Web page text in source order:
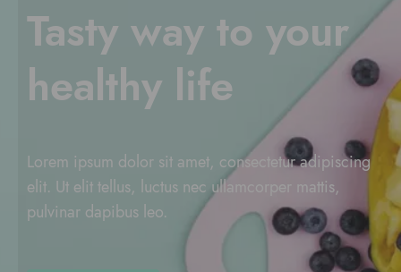
Tasty way to your
healthy life
Lorem ipsum dolor sit amet, consectetur adipiscing
elit. Ut elit tellus, luctus nec ullamcorper mattis,
pulvinar dapibus leo.